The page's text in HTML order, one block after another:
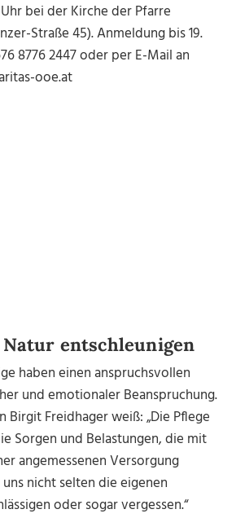
bei der Kirche der Pfarre
Straße 45). Anmeldung bis 19.
8776 2447 oder per E-Mail an
ooe.at
entschleunigen
haben einen anspruchsvollen
und emotionaler Beanspruchung.
Freidhager weiß: „Die Pflege
Sorgen und Belastungen, die mit
angemessenen Versorgung
nicht selten die eigenen
oder sogar vergessen.“